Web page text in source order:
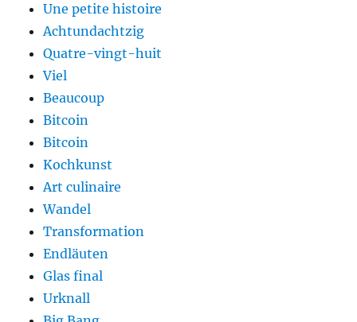
Une petite histoire
Achtundachtzig
Quatre-vingt-huit
Viel
Beaucoup
Bitcoin
Bitcoin
Kochkunst
Art culinaire
Wandel
Transformation
Endläuten
Glas final
Urknall